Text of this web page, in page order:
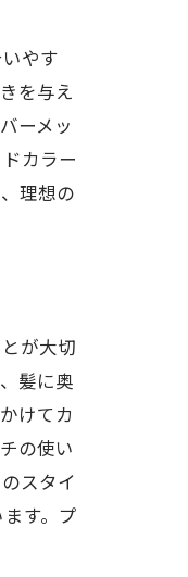
やす
を与え
ーメッ
カラー
理想の
が大切
髪に奥
けてカ
の使い
スタイ
す。プ